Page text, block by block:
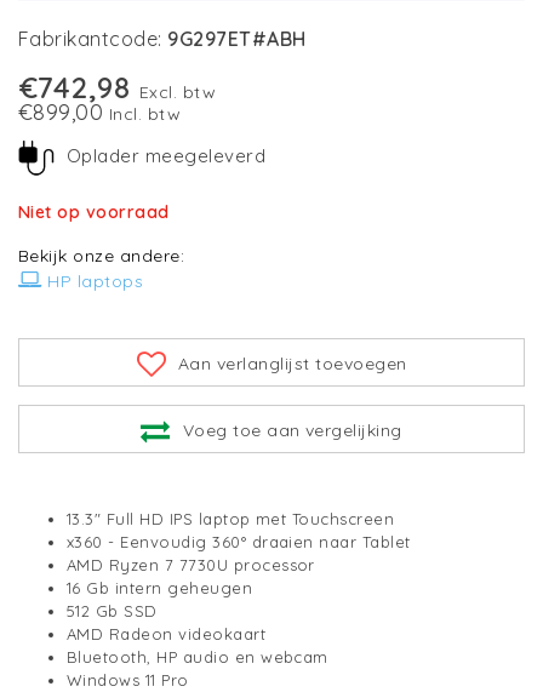
Fabrikantcode: 9G297ET#ABH
€742,98 Excl. btw
€899,00 Incl. btw
Oplader meegeleverd
Niet op voorraad
Bekijk onze andere:
HP laptops
Aan verlanglijst toevoegen
Voeg toe aan vergelijking
13.3" Full HD IPS laptop met Touchscreen
x360 - Eenvoudig 360° draaien naar Tablet
AMD Ryzen 7 7730U processor
16 Gb intern geheugen
512 Gb SSD
AMD Radeon videokaart
Bluetooth, HP audio en webcam
Windows 11 Pro